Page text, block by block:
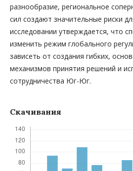
разнообразие, региональное
сил создают значительные риски
исследовании утверждается, что
изменить режим глобального
зависеть от создания гибких,
механизмов принятия решений и
сотрудничества Юг-Юг.
Скачивания